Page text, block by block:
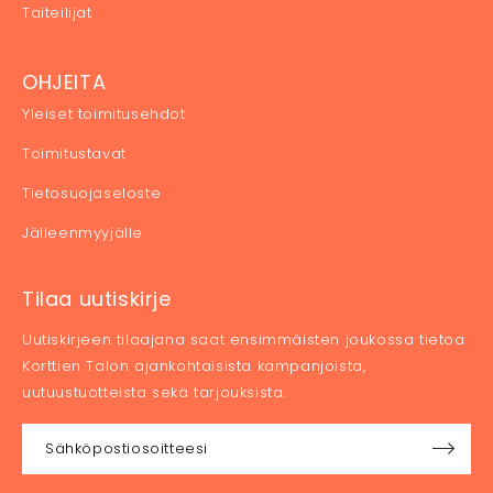
Taiteilijat
OHJEITA
Yleiset toimitusehdot
Toimitustavat
Tietosuojaseloste
Jälleenmyyjälle
Tilaa uutiskirje
Uutiskirjeen tilaajana saat ensimmäisten joukossa tietoa
Korttien Talon ajankohtaisista kampanjoista,
uutuustuotteista sekä tarjouksista.